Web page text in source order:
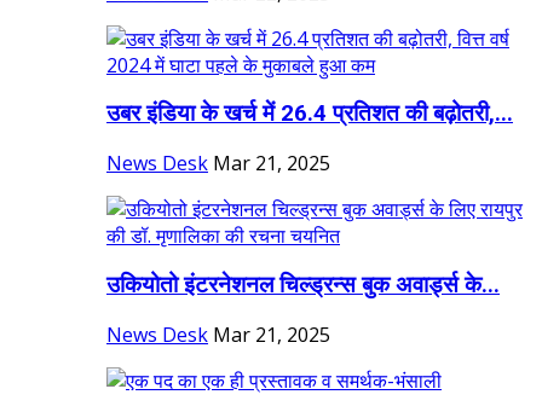
उबर इंडिया के खर्च में 26.4 प्रतिशत की बढ़ोतरी,...
News Desk Mar 21, 2025
उकियोतो इंटरनेशनल चिल्ड्रन्स बुक अवार्ड्स के...
News Desk Mar 21, 2025